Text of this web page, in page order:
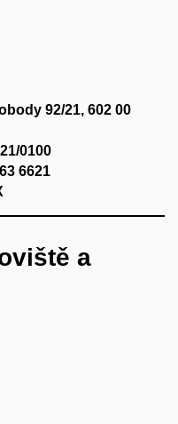
92/21, 602 00
0100
6621
a